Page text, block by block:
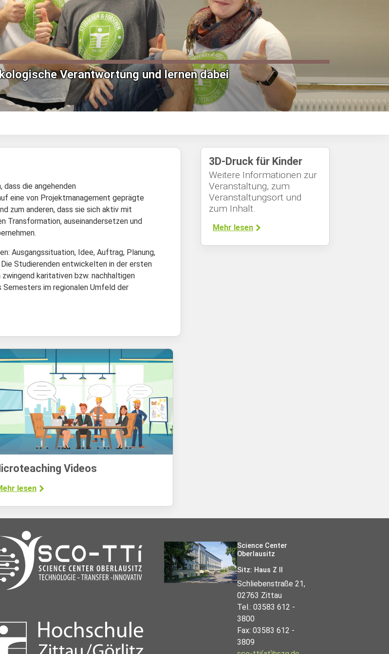
Verantwortung und lernen dabei
die angehenden
eine von Projektmanagement geprägte
zum anderen, dass sie sich aktiv mit
Transformation, auseinandersetzen und
Ausgangssituation, Idee, Auftrag, Planung,
Studierenden entwickelten in der ersten
karitativen bzw. nachhaltigen
Semesters im regionalen Umfeld der
Videos
lesen
3D-Druck für Kinder
Weitere Informationen zur
Veranstaltung, zum
Veranstaltungsort und
zum Inhalt.
Mehr lesen
Science Center
Oberlausitz
Sitz: Haus Z II
Schliebenstraße 21,
02763 Zittau
Tel.: 03583 612 -
3800
Fax: 03583 612 -
3809